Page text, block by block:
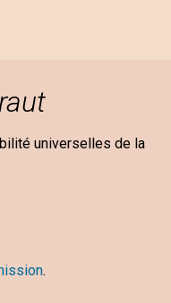
universelles de la
.